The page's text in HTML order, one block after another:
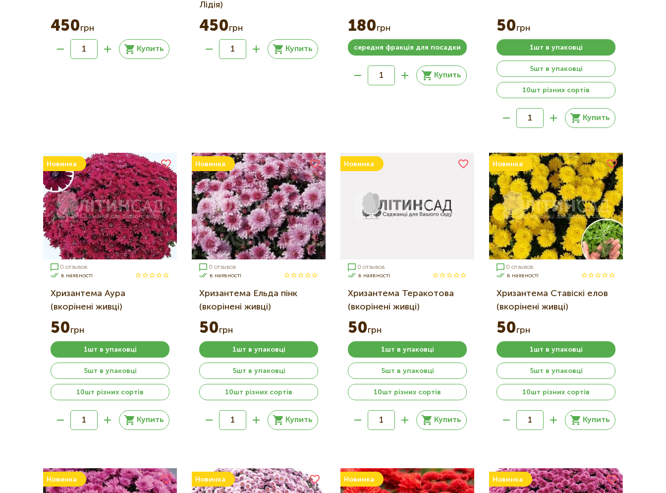
450грн
Купить
Лідія)
450грн
Купить
180грн
Купить
середня фракція для посадки
50грн
Купить
1шт в упаковці
5шт в упаковці
10шт різних сортів
Новинка
0 отзывов
в наявності
Хризантема Аура
(вкорінені живці)
50грн
Купить
1шт в упаковці
5шт в упаковці
10шт різних сортів
Новинка
0 отзывов
в наявності
Хризантема Ельда пінк
(вкорінені живці)
50грн
Купить
1шт в упаковці
5шт в упаковці
10шт різних сортів
Новинка
0 отзывов
в наявності
Хризантема Теракотова
(вкорінені живці)
50грн
Купить
1шт в упаковці
5шт в упаковці
10шт різних сортів
Новинка
0 отзывов
в наявності
Хризантема Ставіскі елов
(вкорінені живці)
50грн
Купить
1шт в упаковці
5шт в упаковці
10шт різних сортів
Новинка Новинка Новинка Новинка